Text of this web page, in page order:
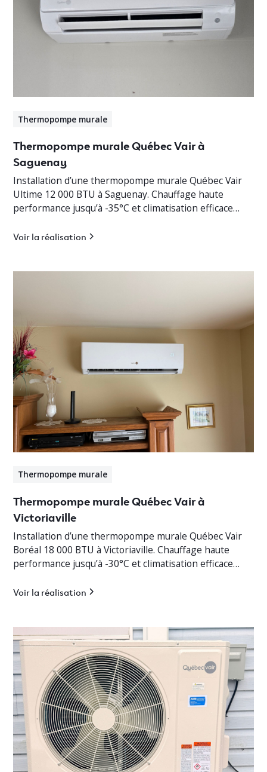
Thermopompe murale
Thermopompe murale Québec Vair à
Saguenay
Installation d’une thermopompe murale Québec Vair
Ultime 12 000 BTU à Saguenay. Chauffage haute
performance jusqu’à -35°C et climatisation efficace
Voir la réalisation
Thermopompe murale
Thermopompe murale Québec Vair à
Victoriaville
Installation d’une thermopompe murale Québec Vair
Boréal 18 000 BTU à Victoriaville. Chauffage haute
performance jusqu’à -30°C et climatisation efficace
Voir la réalisation